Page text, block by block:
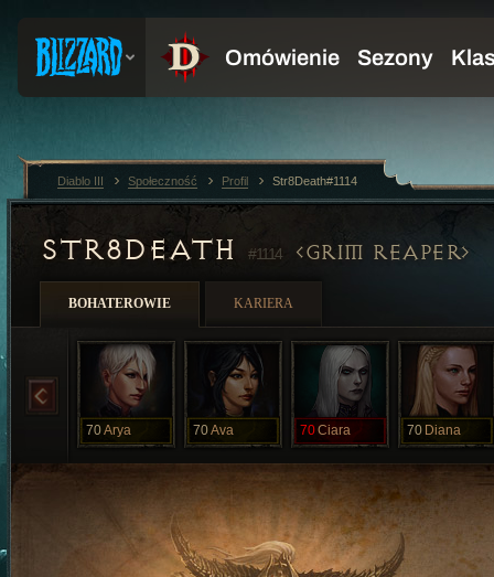
STR8DEATH #1114 GRIM REAPER
BOHATEROWIE KARIERA
70Arya 70Ava 70Ciara 70 Diana
Diablo III Społeczność Profil Str8Death#1114